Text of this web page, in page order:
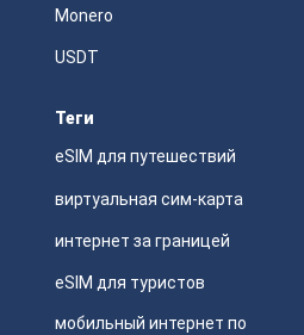
Monero
USDT
Теги
eSIM для путешествий
виртуальная сим-карта
интернет за границей
eSIM для туристов
мобильный интернет по